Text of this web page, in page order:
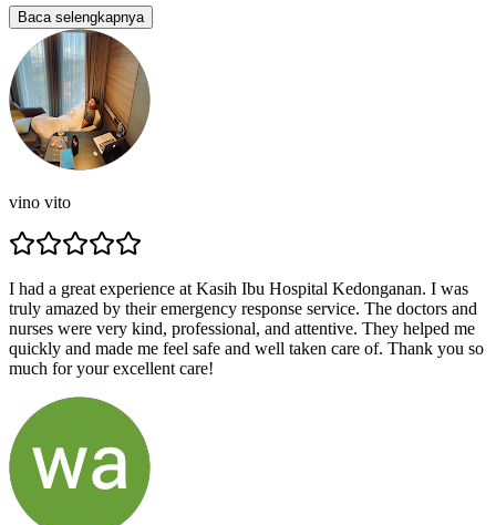
Baca selengkapnya
vino vito
I had a great experience at Kasih Ibu Hospital Kedonganan. I was
truly amazed by their emergency response service. The doctors and
nurses were very kind, professional, and attentive. They helped me
quickly and made me feel safe and well taken care of. Thank you so
much for your excellent care!